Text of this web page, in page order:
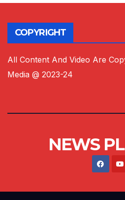
COPYRIGHT
All Content And Video Are
Media @ 2023-24
NEWS